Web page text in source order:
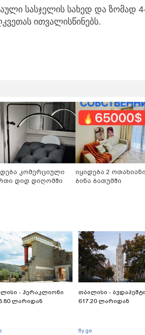
სასჯელის სახედ და ზომად
ითვალისწინებს.
კომერციული
დიდ დიღომში
იყიდება 2 ოთახიანი
ბინა ბათუმში
- ჰერაკლიონი
ლარიდან
თბილისი - ბუდაპეშტი
617.20 ლარიდან
fly.ge